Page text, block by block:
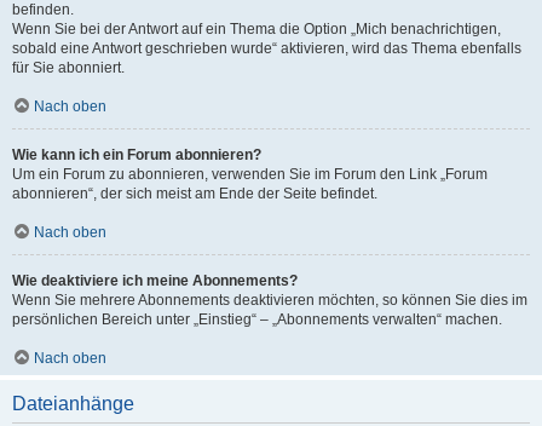
befinden.
Wenn Sie bei der Antwort auf ein Thema die Option „Mich benachrichtigen,
sobald eine Antwort geschrieben wurde“ aktivieren, wird das Thema ebenfalls
für Sie abonniert.
Nach oben
Wie kann ich ein Forum abonnieren?
Um ein Forum zu abonnieren, verwenden Sie im Forum den Link „Forum
abonnieren“, der sich meist am Ende der Seite befindet.
Nach oben
Wie deaktiviere ich meine Abonnements?
Wenn Sie mehrere Abonnements deaktivieren möchten, so können Sie dies im
persönlichen Bereich unter „Einstieg“ – „Abonnements verwalten“ machen.
Nach oben
Dateianhänge